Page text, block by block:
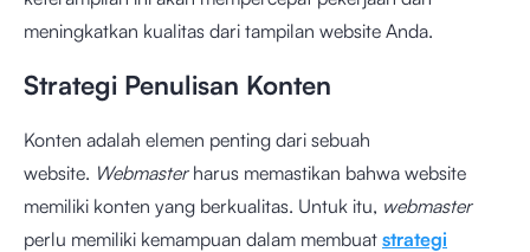
meningkatkan kualitas dari tampilan website Anda.
Strategi Penulisan Konten
Konten adalah elemen penting dari sebuah
website. Webmasterharus memastikan bahwa website
memiliki konten yang berkualitas. Untuk itu, webmaster
perlu memiliki kemampuan dalam membuat strategi